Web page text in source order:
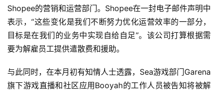
Shopee的营销和运营部门。Shopee在一封电子邮件声明中
表示，“这些变化是我们不断努力优化运营效率的一部分，
目标是在我们的业务中实现自给自足”。该公司打算根据需
要为解雇员工提供遣散费和援助。
与此同时，在本月初有知情人士透露，Sea游戏部门Garena
旗下游戏直播和社区应用Booyah的工作人员被告知将被解